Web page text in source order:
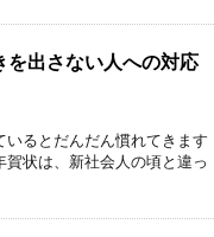
を出さない人への対応
るとだんだん慣れてきます
状は、新社会人の頃と違っ